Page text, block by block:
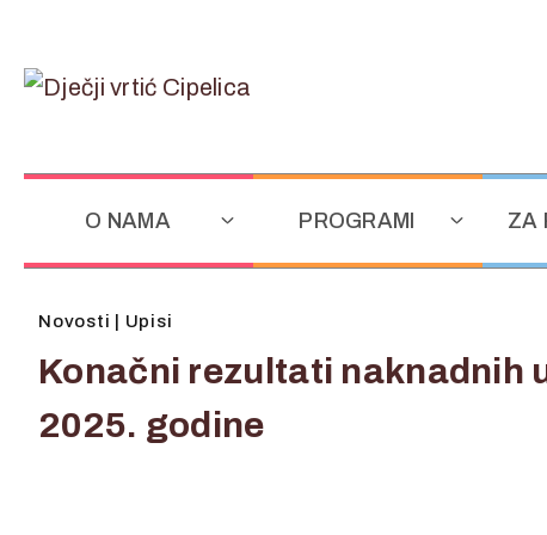
O NAMA PROGRAMI ZA
Novosti Upisi
Konačni rezultati naknadnih
2025. godine